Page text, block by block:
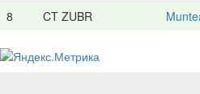
8
CT ZUBR